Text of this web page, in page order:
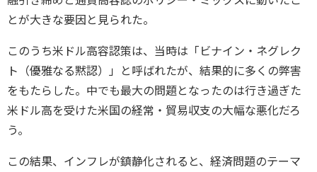
とが大きな要因と見られた。
このうち米ドル高容認策は、当時は「ビナイン・ネグレク
ト（優雅なる黙認）」と呼ばれたが、結果的に多くの弊害
をもたらした。中でも最大の問題となったのは行き過ぎた
米ドル高を受けた米国の経常・貿易収支の大幅な悪化だろ
う。
この結果、インフレが鎮静化されると、経済問題のテーマ